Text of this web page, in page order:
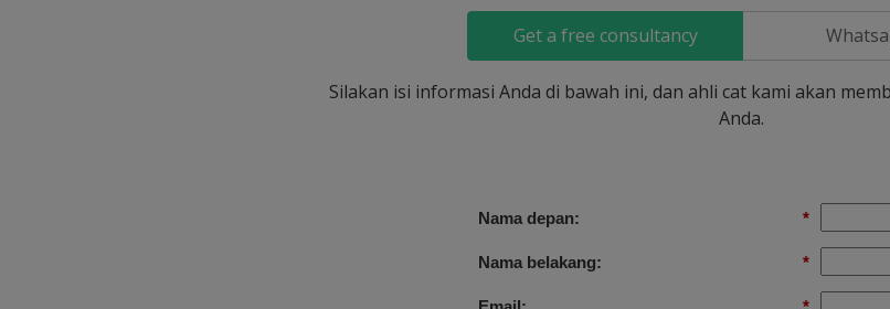
Get a free consultancy
Silakan isi informasi Anda di bawah ini, dan ahli cat kami akan
Anda.